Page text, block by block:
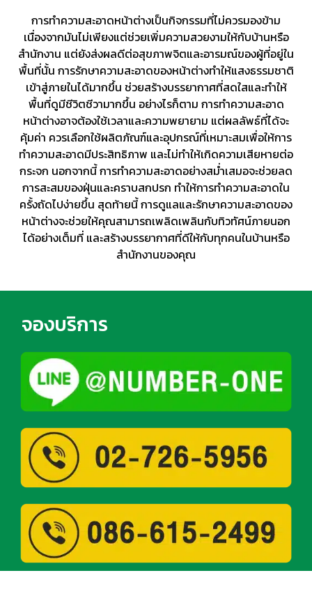
การทำความสะอาดหน้าต่างเป็นกิจกรรมที่ไม่ควรมองข้าม
เนื่องจากมันไม่เพียงแต่ช่วยเพิ่มความสวยงามให้กับบ้านหรือ
สำนักงาน แต่ยังส่งผลดีต่อสุขภาพจิตและอารมณ์ของผู้ที่อยู่ใน
พื้นที่นั้น การรักษาความสะอาดของหน้าต่างทำให้แสงธรรมชาติ
เข้าสู่ภายในได้มากขึ้น ช่วยสร้างบรรยากาศที่สดใสและทำให้
พื้นที่ดูมีชีวิตชีวามากขึ้น อย่างไรก็ตาม การทำความสะอาด
หน้าต่างอาจต้องใช้เวลาและความพยายาม แต่ผลลัพธ์ที่ได้จะ
คุ้มค่า ควรเลือกใช้ผลิตภัณฑ์และอุปกรณ์ที่เหมาะสมเพื่อให้การ
ทำความสะอาดมีประสิทธิภาพ และไม่ทำให้เกิดความเสียหายต่อ
กระจก นอกจากนี้ การทำความสะอาดอย่างสม่ำเสมอจะช่วยลด
การสะสมของฝุ่นและคราบสกปรก ทำให้การทำความสะอาดใน
ครั้งถัดไปง่ายขึ้น สุดท้ายนี้ การดูแลและรักษาความสะอาดของ
หน้าต่างจะช่วยให้คุณสามารถเพลิดเพลินกับทิวทัศน์ภายนอก
ได้อย่างเต็มที่ และสร้างบรรยากาศที่ดีให้กับทุกคนในบ้านหรือ
สำนักงานของคุณ
จองบริการ